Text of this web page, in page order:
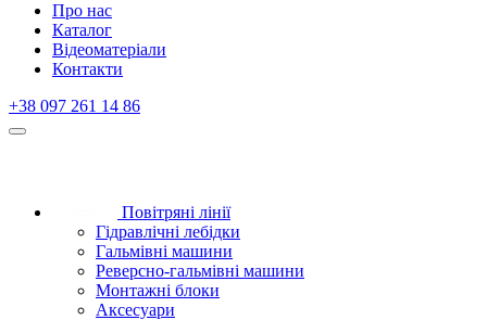
Про нас
Каталог
Відеоматеріали
Контакти
+38 097 261 14 86
Повітряні лінії
Гідравлічні лебідки
Гальмівні машини
Реверсно-гальмівні машини
Монтажні блоки
Аксесуари